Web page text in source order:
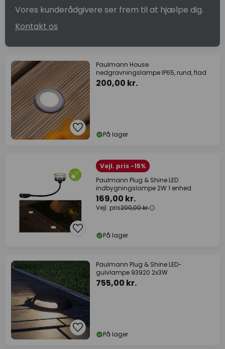
Vores kunderådgivere ser frem til at hjælpe dig.
Kontakt os
Paulmann House
nedgravningslampe IP65, rund, flad
200,00 kr.
På lager
Vejl. pris -15%
Paulmann Plug & Shine LED
indbygningslampe 2W 1 enhed
169,00 kr.
Vejl. pris200,00 kr.
På lager
Paulmann Plug & Shine LED-
gulvlampe 93920 2x3W
755,00 kr.
På lager